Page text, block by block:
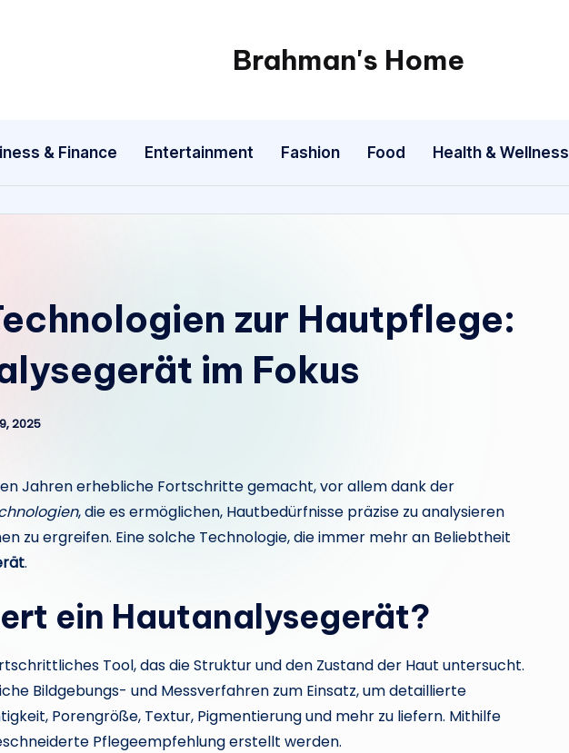
Brahman's Home
Spiritual
exploring
it
& Finance Entertainment Fashion Food Health & Wellness
zur Hautpflege:
im Fokus
2025
Jahren erhebliche Fortschritte gemacht, vor allem dank der
, die es ermöglichen, Hautbedürfnisse präzise zu analysieren
zu ergreifen. Eine solche Technologie, die immer mehr an Beliebtheit
.
ein Hautanalysegerät?
Tool, das die Struktur und den Zustand der Haut untersucht.
Bildgebungs- und Messverfahren zum Einsatz, um detaillierte
Porengröße, Textur, Pigmentierung und mehr zu liefern. Mithilfe
Pflegeempfehlung erstellt werden.